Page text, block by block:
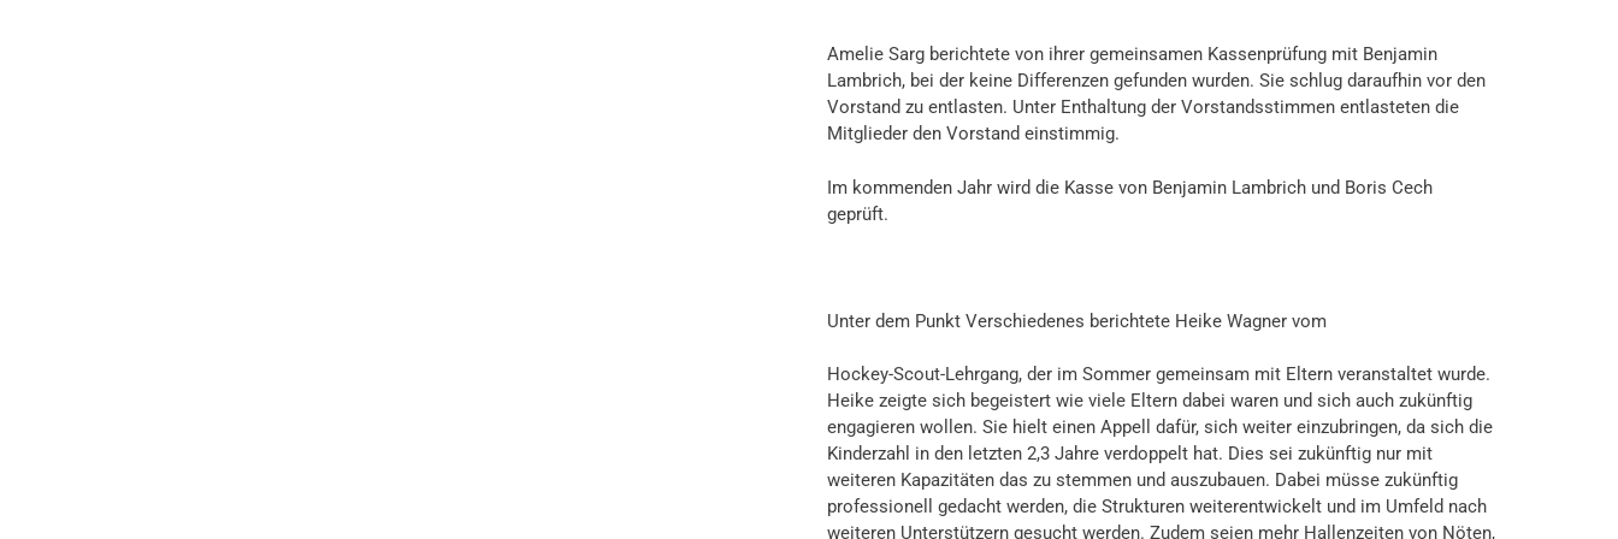
Amelie Sarg berichtete von ihrer gemeinsamen Kassenprüfung mit Benjamin
Lambrich, bei der keine Differenzen gefunden wurden. Sie schlug daraufhin vor den
Vorstand zu entlasten. Unter Enthaltung der Vorstandsstimmen entlasteten die
Mitglieder den Vorstand einstimmig.
Im kommenden Jahr wird die Kasse von Benjamin Lambrich und Boris Cech
geprüft.
Unter dem Punkt Verschiedenes berichtete Heike Wagner vom
Hockey-Scout-Lehrgang, der im Sommer gemeinsam mit Eltern veranstaltet wurde.
Heike zeigte sich begeistert wie viele Eltern dabei waren und sich auch zukünftig
engagieren wollen. Sie hielt einen Appell dafür, sich weiter einzubringen, da sich die
Kinderzahl in den letzten 2,3 Jahre verdoppelt hat. Dies sei zukünftig nur mit
weiteren Kapazitäten das zu stemmen und auszubauen. Dabei müsse zukünftig
professionell gedacht werden, die Strukturen weiterentwickelt und im Umfeld nach
weiteren Unterstützern gesucht werden. Zudem seien mehr Hallenzeiten von Nöten,